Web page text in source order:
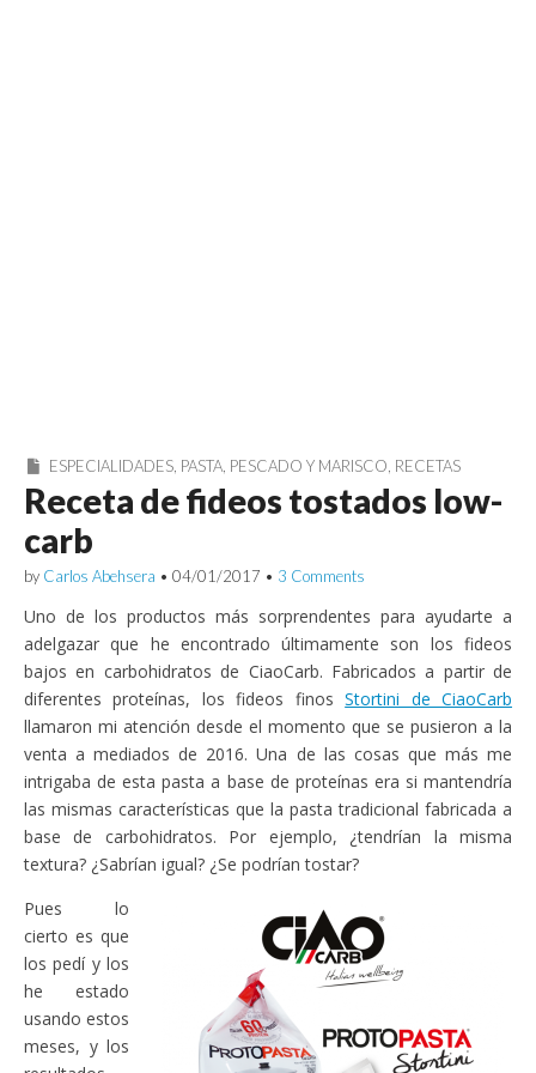
ESPECIALIDADES PASTA PESCADO Y MARISCO RECETAS
Receta de fideos tostados low-
carb
by Carlos Abehsera • 04/01/2017 • 3 Comments
Uno de los productos más sorprendentes para ayudarte a
adelgazar que he encontrado últimamente son los fideos
bajos en carbohidratos de CiaoCarb. Fabricados a partir de
diferentes proteínas, los fideos finosStortini de CiaoCarb
llamaron mi atención desde el momento que se pusieron a la
venta a mediados de 2016. Una de las cosas que más me
intrigaba de esta pasta a base de proteínas era si mantendría
las mismas características que la pasta tradicional fabricada a
base de carbohidratos. Por ejemplo, ¿tendrían la misma
textura? ¿Sabrían igual? ¿Se podrían tostar?
Pues lo
cierto es que
los pedí y los
he estado
usando estos
meses, y los